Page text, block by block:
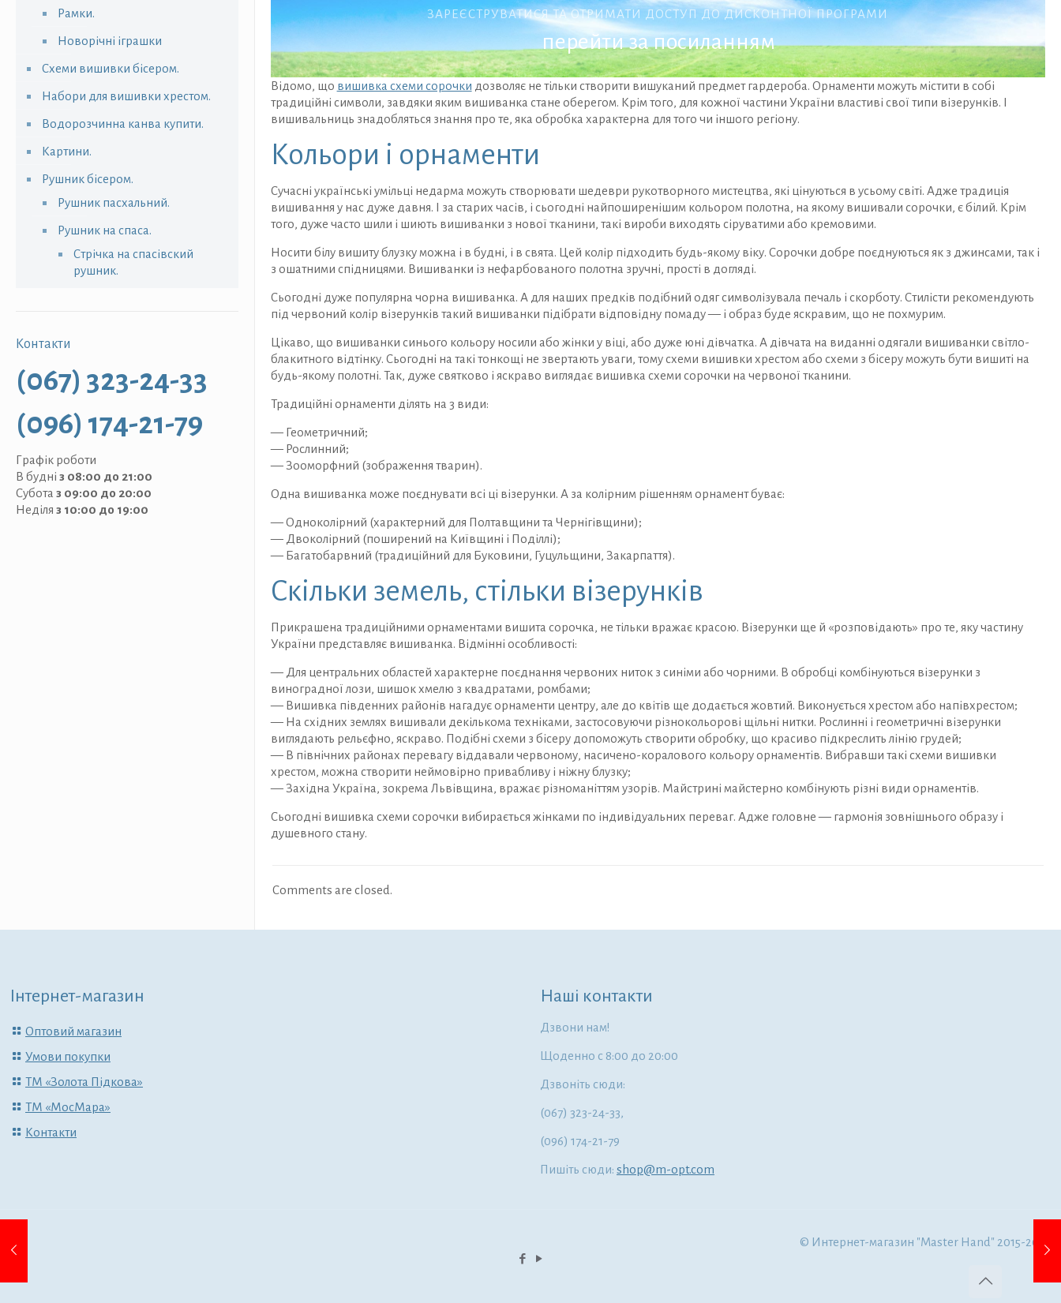
ЗАРЕЄСТРУВАТИСЯ ТА ОТРИМАТИ ДОСТУП ДО ДИСКОНТНОЇ ПРОГРАМИ
перейти за посиланням
Відомо, що вишивка схеми сорочки дозволяє не тільки створити вишуканий предмет гардероба. Орнаменти можуть містити в собі
традиційні символи, завдяки яким вишиванка стане оберегом. Крім того, для кожної частини України властиві свої типи візерунків. І
вишивальниць знадобляться знання про те, яка обробка характерна для того чи іншого регіону.
Кольори і орнаменти
Сучасні українські умільці недарма можуть створювати шедеври рукотворного мистецтва, які цінуються в усьому світі. Адже традиція
вишивання у нас дуже давня. І за старих часів, і сьогодні найпоширенішим кольором полотна, на якому вишивали сорочки, є білий. Крім
того, дуже часто шили і шиють вишиванки з нової тканини, такі вироби виходять сіруватими або кремовими.
Носити білу вишиту блузку можна і в будні, і в свята. Цей колір підходить будь-якому віку. Сорочки добре поєднуються як з джинсами, так і
з ошатними спідницями. Вишиванки із нефарбованого полотна зручні, прості в догляді.
Сьогодні дуже популярна чорна вишиванка. А для наших предків подібний одяг символізувала печаль і скорботу. Стилісти рекомендують
під червоний колір візерунків такий вишиванки підібрати відповідну помаду — і образ буде яскравим, що не похмурим.
Цікаво, що вишиванки синього кольору носили або жінки у віці, або дуже юні дівчатка. А дівчата на виданні одягали вишиванки світло-
блакитного відтінку. Сьогодні на такі тонкощі не звертають уваги, тому схеми вишивки хрестом або схеми з бісеру можуть бути вишиті на
будь-якому полотні. Так, дуже святково і яскраво виглядає вишивка схеми сорочки на червоної тканини.
Традиційні орнаменти ділять на 3 види:
— Геометричний;
— Рослинний;
— Зооморфний (зображення тварин).
Одна вишиванка може поєднувати всі ці візерунки. А за колірним рішенням орнамент буває:
— Одноколірний (характерний для Полтавщини та Чернігівщини);
— Двоколірний (поширений на Київщині і Поділлі);
— Багатобарвний (традиційний для Буковини, Гуцульщини, Закарпаття).
Скільки земель, стільки візерунків
Прикрашена традиційними орнаментами вишита сорочка, не тільки вражає красою. Візерунки ще й «розповідають» про те, яку частину
України представляє вишиванка. Відмінні особливості:
— Для центральних областей характерне поєднання червоних ниток з синіми або чорними. В обробці комбінуються візерунки з
виноградної лози, шишок хмелю з квадратами, ромбами;
— Вишивка південних районів нагадує орнаменти центру, але до квітів ще додається жовтий. Виконується хрестом або напівхрестом;
— На східних землях вишивали декількома техніками, застосовуючи різнокольорові щільні нитки. Рослинні і геометричні візерунки
виглядають рельєфно, яскраво. Подібні схеми з бісеру допоможуть створити обробку, що красиво підкреслить лінію грудей;
— В північних районах перевагу віддавали червоному, насичено-коралового кольору орнаментів. Вибравши такі схеми вишивки
хрестом, можна створити неймовірно привабливу і ніжну блузку;
— Західна Україна, зокрема Львівщина, вражає різноманіттям узорів. Майстрині майстерно комбінують різні види орнаментів.
Сьогодні вишивка схеми сорочки вибирається жінками по індивідуальних переваг. Адже головне — гармонія зовнішнього образу і
душевного стану.
Comments are closed.
Рамки.
Новорічні іграшки
Схеми вишивки бісером.
Набори для вишивки хрестом.
Водорозчинна канва купити.
Картини.
Рушник бісером.
Рушник пасхальний.
Рушник на спаса.
Стрічка на спасівский
рушник.
Контакти
(067) 323-24-33
(096) 174-21-79
Графік роботи
В будні з 08:00 до 21:00
Субота з 09:00 до 20:00
Неділя з 10:00 до 19:00
Інтернет-магазин
Оптовий магазин
Умови покупки
ТМ «Золота Підкова»
ТМ «МосМара»
Контакти
Наші контакти
Дзвони нам!
Щоденно с 8:00 до 20:00
Дзвоніть сюди:
(067) 323-24-33,
(096) 174-21-79
Пишіть сюди: shop@m-opt.com
© Интернет-магазин "Master Hand" 2015-2022